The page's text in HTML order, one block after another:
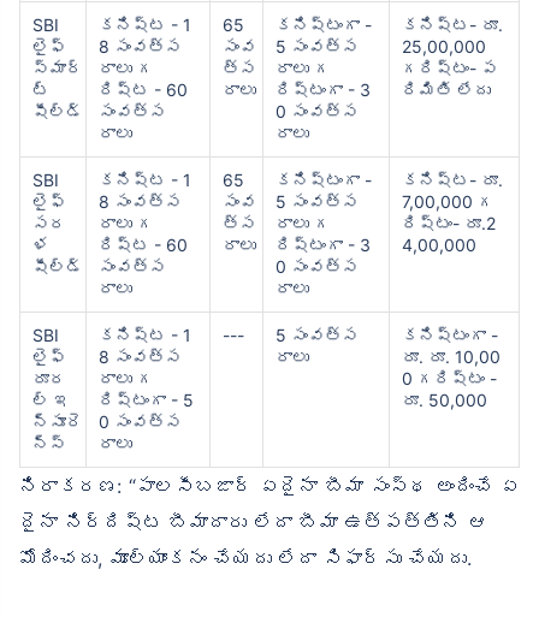
SBI
లైఫ్
స్మార్
ట్
షీల్డ్
కనిష్ట - 1
8 సంవత్స
రాలు గ
రిష్ట - 60
సంవత్స
రాలు
65
సంవ
త్స
రాలు
కనిష్టంగా -
5 సంవత్స
రాలు గ
రిష్టంగా - 3
0 సంవత్స
రాలు
కనిష్ట- రూ.
25,00,000
గరిష్టం- ప
రిమితి లేదు
SBI
లైఫ్
సర
ళ
షీల్డ్
కనిష్ట - 1
8 సంవత్స
రాలు గ
రిష్ట - 60
సంవత్స
రాలు
65
సంవ
త్స
రాలు
కనిష్టంగా -
5 సంవత్స
రాలు గ
రిష్టంగా - 3
0 సంవత్స
రాలు
కనిష్ట- రూ.
7,00,000 గ
రిష్టం- రూ.2
4,00,000
SBI
లైఫ్
రూర
ల్ ఇ
న్సూరె
న్స్
కనిష్ట - 1
8 సంవత్స
రాలు గ
రిష్టంగా - 5
0 సంవత్స
రాలు
---
5 సంవత్స
రాలు
కనిష్టంగా -
రూ. రూ. 10,00
0 గరిష్టం -
రూ. 50,000
నిరాకరణ: “పాలసీబజార్ ఏదైనా బీమా సంస్థ అందించే ఏ
దైనా నిర్దిష్ట బీమాదారు లేదా బీమా ఉత్పత్తిని ఆ
మోదించదు, మూల్యాంకనం చేయదు లేదా సిఫార్సు చేయదు.